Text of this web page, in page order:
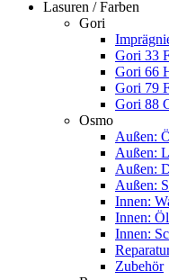
Lasuren / Farben
Gori
Gori 33
Gori 66
Gori 79
Gori 88
Osmo
Außen:
Außen:
Außen:
Außen:
Innen:
Innen:
Innen:
Zubehör